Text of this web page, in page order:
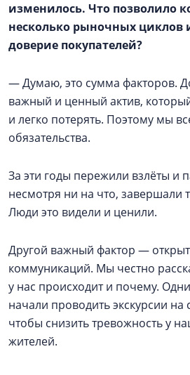
изменилось. Что позволило
несколько рыночных циклов
доверие покупателей?
— Думаю, это сумма факторов.
важный и ценный актив,
и легко потерять. Поэтому мы
обязательства.
За эти годы пережили взлёты и
несмотря ни на что, завершали
Люди это видели и ценили.
Другой важный фактор —
коммуникаций. Мы честно
у нас происходит и почему.
начали проводить экскурсии
чтобы снизить тревожность у
жителей.